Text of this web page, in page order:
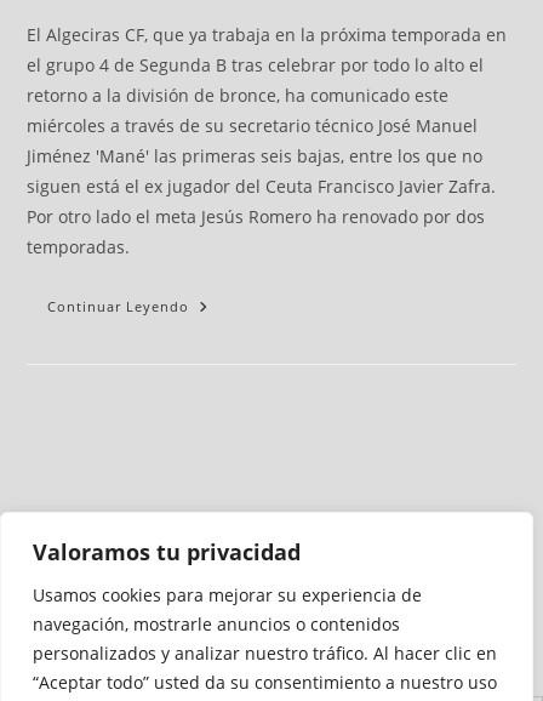
Valoramos tu privacidad
Usamos cookies para mejorar su experiencia de
navegación, mostrarle anuncios o contenidos
personalizados y analizar nuestro tráfico. Al hacer clic en
“Aceptar todo” usted da su consentimiento a nuestro uso
El Algeciras CF, que ya trabaja en la próxima temporada en
el grupo 4 de Segunda B tras celebrar por todo lo alto el
retorno a la división de bronce, ha comunicado este
miércoles a través de su secretario técnico José Manuel
Jiménez 'Mané' las primeras seis bajas, entre los que no
siguen está el ex jugador del Ceuta Francisco Javier Zafra.
Por otro lado el meta Jesús Romero ha renovado por dos
temporadas.
Continuar Leyendo
Medio auditado por